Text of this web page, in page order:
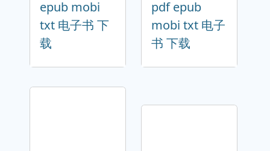
epub mobi
txt 电子书 下
载
pdf epub
mobi txt 电子
书 下载